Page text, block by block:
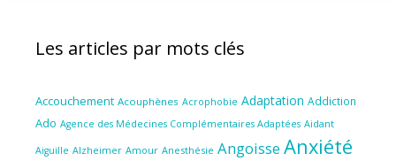
Les articles par mots clés
Accouchement Acouphènes Acrophobie Adaptation Addiction
Ado Agence des Médecines Complémentaires Adaptées Aidant
Aiguille Alzheimer Amour Anesthésie Angoisse Anxiété